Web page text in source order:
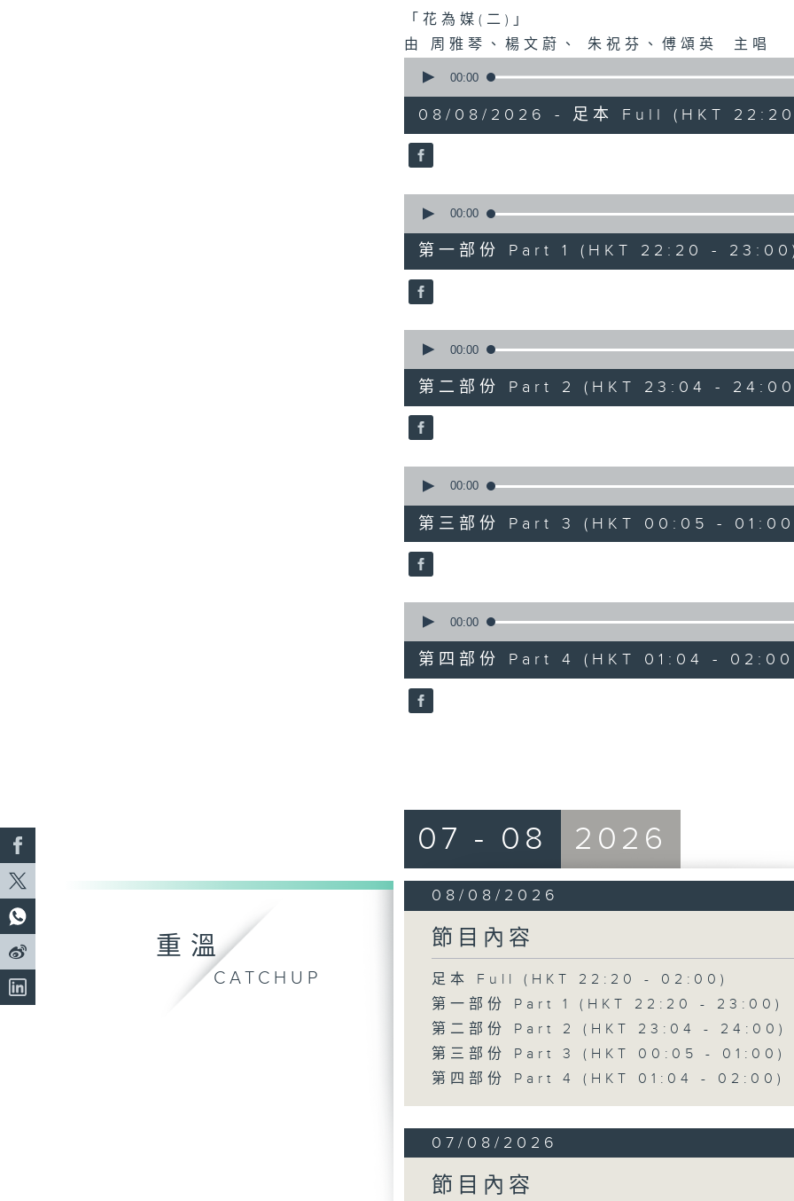
「花為媒(二)」
由 周雅琴、楊文蔚、 朱祝芬、傅頌英 主唱
seconds
hours,
27
minutes,
0
90%
00:00
08/08/2026 - 足本 Full (HKT
seconds
40
minutes,
0
seconds
90%
00:00
第一部份 Part 1 (HKT 22:20 -
seconds
56
minutes,
9
seconds
90%
00:00
第二部份 Part 2 (HKT 23:04 -
seconds
55
minutes,
20
seconds
90%
00:00
第三部份 Part 3 (HKT 00:05 -
seconds
56
minutes,
10
seconds
90%
00:00
第四部份 Part 4 (HKT 01:04 -
重溫
CATCHUP
07 - 08 2026
08/08/2026
節目內容
足本 Full (HKT 22:20 - 02:00)
第一部份 Part 1 (HKT 22:20 - 23:00)
第二部份 Part 2 (HKT 23:04 - 24:00)
第三部份 Part 3 (HKT 00:05 - 01:00)
第四部份 Part 4 (HKT 01:04 - 02:00)
07/08/2026
節目內容